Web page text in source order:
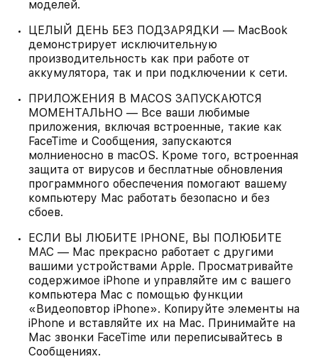
моделей.
ЦЕЛЫЙ ДЕНЬ БЕЗ ПОДЗАРЯДКИ — MacBook
демонстрирует исключительную
производительность как при работе от
аккумулятора, так и при подключении к сети.
ПРИЛОЖЕНИЯ В MACOS ЗАПУСКАЮТСЯ
МОМЕНТАЛЬНО — Все ваши любимые
приложения, включая встроенные, такие как
FaceTime и Сообщения, запускаются
молниеносно в macOS. Кроме того, встроенная
защита от вирусов и бесплатные обновления
программного обеспечения помогают вашему
компьютеру Mac работать безопасно и без
сбоев.
ЕСЛИ ВЫ ЛЮБИТЕ IPHONE, ВЫ ПОЛЮБИТЕ
MAC — Mac прекрасно работает с другими
вашими устройствами Apple. Просматривайте
содержимое iPhone и управляйте им с вашего
компьютера Mac с помощью функции
«Видеоповтор iPhone». Копируйте элементы на
iPhone и вставляйте их на Mac. Принимайте на
Mac звонки FaceTime или переписывайтесь в
Сообщениях.